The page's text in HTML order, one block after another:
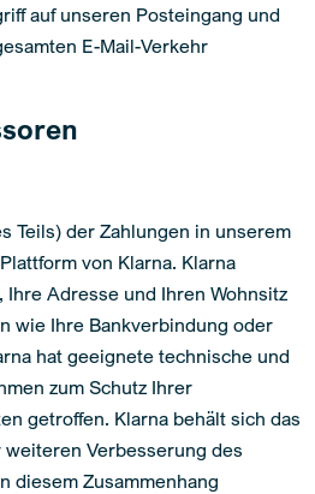
auf unseren Posteingang und
E-Mail-Verkehr
Teils) der Zahlungen in unserem
von Klarna. Klarna
Adresse und Ihren Wohnsitz
wie Ihre Bankverbindung oder
hat geeignete technische und
zum Schutz Ihrer
getroffen. Klarna behält sich das
weiteren Verbesserung des
diesem Zusammenhang